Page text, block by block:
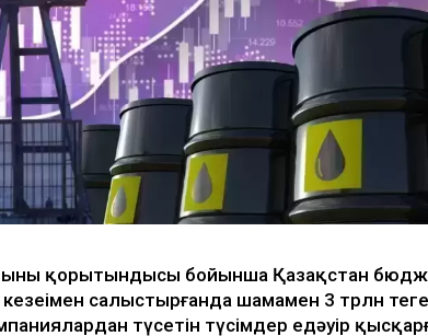
қорытындысы бойынша Қазақстан
салыстырғанда шамамен 3 трлн
түсетін түсімдер едәуір